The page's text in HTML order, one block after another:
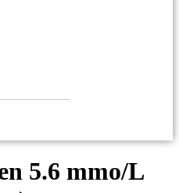
5.6 mmo/L